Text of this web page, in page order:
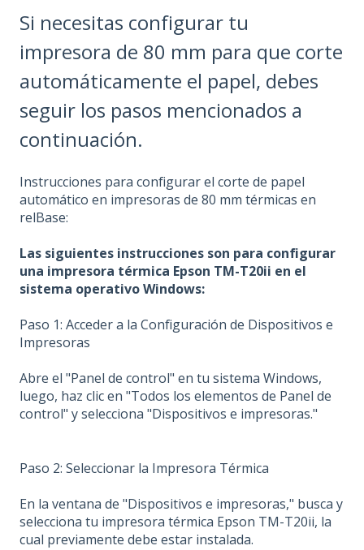
Si necesitas configurar tu
impresora de 80 mm para que corte
automáticamente el papel, debes
seguir los pasos mencionados a
continuación.
Instrucciones para configurar el corte de papel
automático en impresoras de 80 mm térmicas en
relBase:
Las siguientes instrucciones son para configurar
una impresora térmica Epson TM-T20ii en el
sistema operativo Windows:
Paso 1: Acceder a la Configuración de Dispositivos e
Impresoras
Abre el "Panel de control" en tu sistema Windows,
luego, haz clic en "Todos los elementos de Panel de
control" y selecciona "Dispositivos e impresoras."
Paso 2: Seleccionar la Impresora Térmica
En la ventana de "Dispositivos e impresoras," busca y
selecciona tu impresora térmica Epson TM-T20ii, la
cual previamente debe estar instalada.